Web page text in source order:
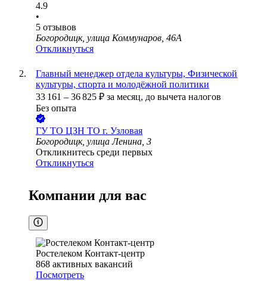
4.9
•
5 отзывов
Богородицк, улица Коммунаров, 46А
Откликнуться
Главный менеджер отдела культуры, Физической
культуры, спорта и молодёжной политики
33 161 – 36 825 ₽ за месяц, до вычета налогов
Без опыта
ГУ ТО ЦЗН ТО г. Узловая
Богородицк, улица Ленина, 3
Откликнитесь среди первых
Откликнуться
Компании для вас
Ростелеком Контакт-центр
868 активных вакансий
Посмотреть